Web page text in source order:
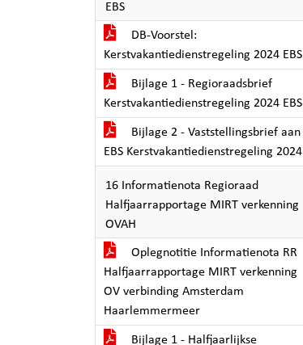
EBS
DB-Voorstel:
Kerstvakantiedienstregeling 2024 EBS
Bijlage 1 - Regioraadsbrief
Kerstvakantiedienstregeling 2024 EBS
Bijlage 2 - Vaststellingsbrief aan
EBS Kerstvakantiedienstregeling 2024
16 Informatienota Regioraad
Halfjaarrapportage MIRT verkenning
OVAH
Oplegnotitie Informatienota RR
Halfjaarrapportage MIRT verkenning
OV verbinding Amsterdam
Haarlemmermeer
Bijlage 1 - Halfjaarlijkse